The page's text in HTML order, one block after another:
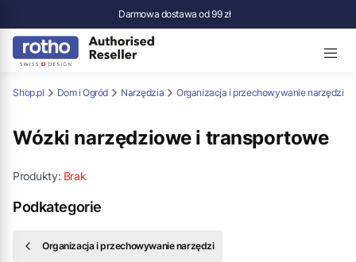
Darmowa dostawa od 99 zł
Shop.pl Dom i Ogród Narzędzia Organizacja i przechowywanie narzędzi
Wózki narzędziowe i transportowe
Produkty: Brak
Podkategorie
Organizacja i przechowywanie narzędzi